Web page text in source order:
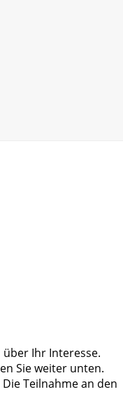
Ihr Interesse.
Sie weiter unten.
Teilnahme an den